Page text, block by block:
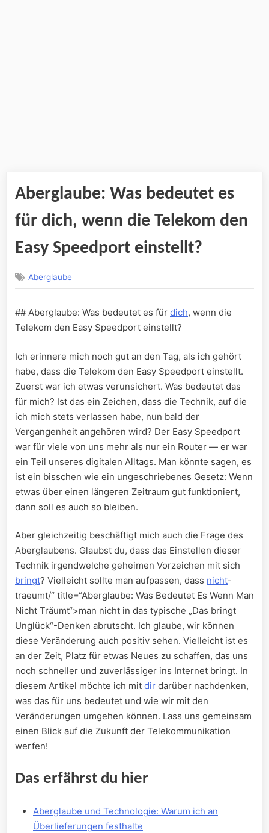
Aberglaube: Was bedeutet es
für dich, wenn die Telekom den
Easy Speedport einstellt?
Aberglaube
## Aberglaube: Was bedeutet es für⁤ dich, wenn die
Telekom den Easy Speedport einstellt?
Ich erinnere mich noch gut⁣ an​ den Tag, als ich gehört
habe, dass ​die Telekom den Easy Speedport einstellt.
Zuerst war ich etwas verunsichert. Was bedeutet ​das
für mich? Ist das ein ⁤Zeichen, dass die Technik, auf‍ die
ich mich stets verlassen habe, nun ​bald der
Vergangenheit angehören wird?⁣ Der Easy Speedport
war für viele von uns mehr‍ als nur ein Router — er ‍war
ein Teil unseres⁤ digitalen Alltags. Man könnte sagen, es
ist ein bisschen‍ wie ein⁢ ungeschriebenes Gesetz: Wenn
etwas über einen längeren Zeitraum gut funktioniert,
dann soll es auch so bleiben.
Aber gleichzeitig beschäftigt mich ⁢auch die Frage des ​
Aberglaubens. Glaubst du, dass das Einstellen dieser
Technik irgendwelche geheimen Vorzeichen mit sich
bringt? Vielleicht sollte⁣ man aufpassen, dass nicht-
traeumt/“ title=“Aberglaube: Was Bedeutet Es Wenn Man
Nicht Träumt“>man nicht in das typische „Das bringt
Unglück“-Denken abrutscht. Ich ⁤glaube, wir können
diese Veränderung auch positiv sehen.‌ Vielleicht ist es
an der Zeit, Platz für etwas Neues zu schaffen, das uns
noch schneller und zuverlässiger ins Internet bringt. In
diesem Artikel möchte ich mit dir darüber nachdenken,
was das für uns bedeutet und wie wir mit den
Veränderungen umgehen können. Lass uns gemeinsam
einen Blick auf die Zukunft der⁢ Telekommunikation
werfen!
Das erfährst du hier
Aberglaube ​und Technologie: Warum ich an
Überlieferungen festhalte